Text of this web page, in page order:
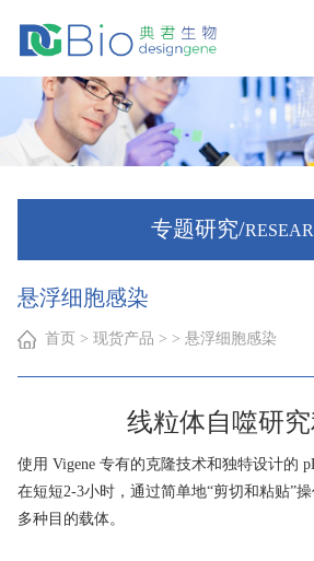
专题研究/
悬浮细胞感染
首页> 现货产品 > > 悬浮细胞感染
线粒体自噬研
使用 Vigene 专有的克隆技术和独特设计的
在短短2-3小时，通过简单地“剪切和粘贴”
多种目的载体。